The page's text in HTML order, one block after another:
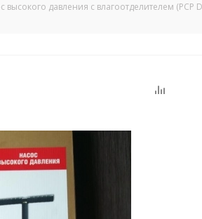
высокого давления с влагоотделителем (PCP